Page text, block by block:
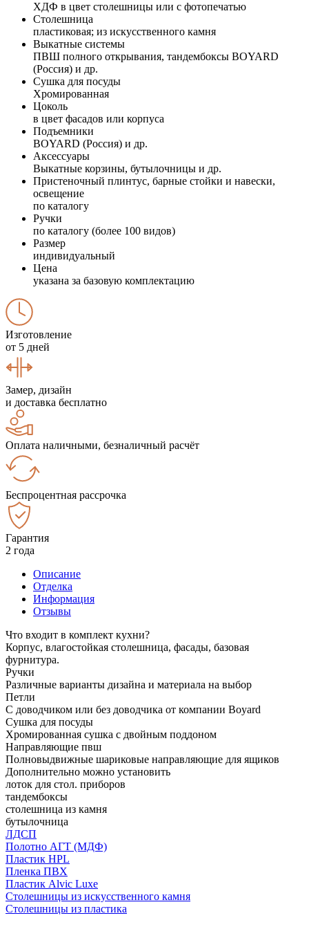
ХДФ в цвет столешницы или с фотопечатью
Столешница
пластиковая; из искусственного камня
Выкатные системы
ПВШ полного открывания, тандембоксы BOYARD
(Россия) и др.
Сушка для посуды
Хромированная
Цоколь
в цвет фасадов или корпуса
Подъемники
BOYARD (Россия) и др.
Аксессуары
Выкатные корзины, бутылочницы и др.
Пристеночный плинтус, барные стойки и навески,
освещение
по каталогу
Ручки
по каталогу (более 100 видов)
Размер
индивидуальный
Цена
указана за базовую комплектацию
Изготовление
от 5 дней
Замер, дизайн
и доставка бесплатно
Оплата наличными, безналичный расчёт
Беспроцентная рассрочка
Гарантия
2 года
Описание
Отделка
Информация
Отзывы
Что входит в комплект кухни?
Корпус, влагостойкая столешница, фасады, базовая
фурнитура.
Ручки
Различные варианты дизайна и материала на выбор
Петли
С доводчиком или без доводчика от компании Boyard
Сушка для посуды
Хромированная сушка с двойным поддоном
Направляющие пвш
Полновыдвижные шариковые направляющие для ящиков
Дополнительно можно установить
лоток для стол. приборов
тандембоксы
столешница из камня
бутылочница
ЛДСП
Полотно АГТ (МДФ)
Пластик HPL
Пленка ПВХ
Пластик Alvic Luxe
Столешницы из искусственного камня
Столешницы из пластика